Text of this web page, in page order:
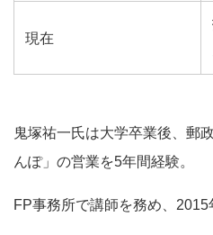
現在
鬼塚祐一氏は大学卒業後、郵
んぽ」の営業を5年間経験。
FP事務所で講師を務め、2015